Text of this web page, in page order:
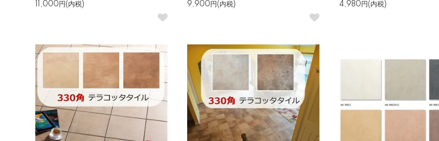
11,000円(内税) 9,900円(内税) 4,980円(内税)